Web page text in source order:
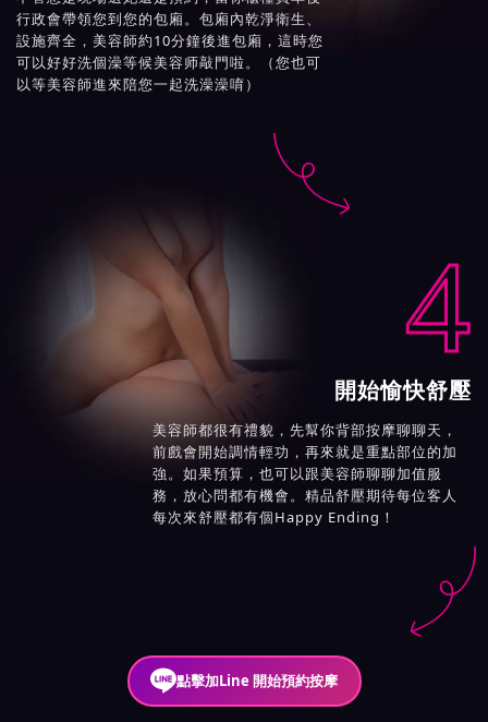
行政會帶領您到您的包廂。包廂內乾淨衛生、
設施齊全，美容師約10分鐘後進包廂，這時您
可以好好洗個澡等候美容师敲門啦。（您也可
以等美容師進來陪您一起洗澡澡唷）

4
開始愉快舒壓
美容師都很有禮貌，先幫你背部按摩聊聊天，
前戲會開始調情輕功，再來就是重點部位的加
強。如果預算，也可以跟美容師聊聊加值服
務，放心問都有機會。精品舒壓期待每位客人
每次來舒壓都有個Happy Ending！
點擊加Line 開始預約按摩